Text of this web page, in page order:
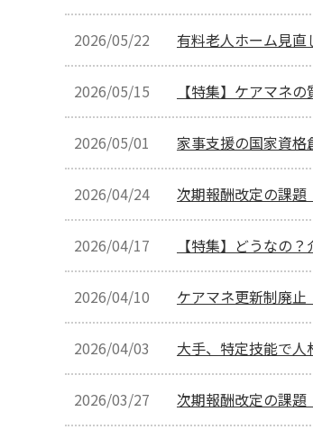
2026/05/22 有料老人ホーム見
2026/05/15 【特集】ケアマネの
2026/05/01 家事支援の国家資
2026/04/24 次期報酬改定の課
2026/04/17 【特集】どうなの
2026/04/10 ケアマネ更新制廃
2026/04/03 大手、特定技能で人
2026/03/27 次期報酬改定の課